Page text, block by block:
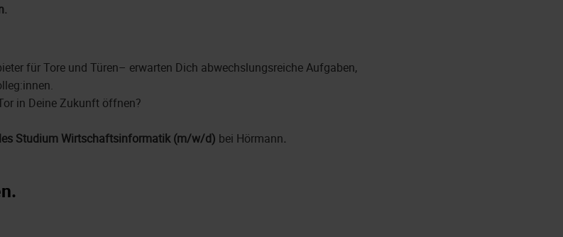
für Tore und Türen– erwarten Dich abwechslungsreiche Aufgaben,
in Deine Zukunft öffnen?
Studium Wirtschaftsinformatik (m/w/d) bei Hörmann.